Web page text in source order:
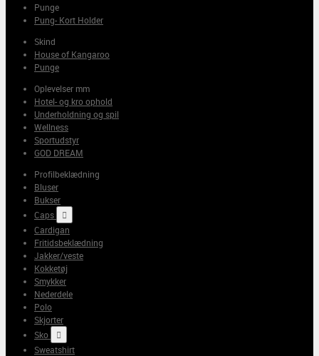
Punge
Pung- Kort Holder
Skind
House of Kangaroo
Punge
Oplevelser mm
Hotel- og kro ophold
Underholdning og spil
Wellness
Sportudstyr
GOD DREAM
Profilbeklædning
Bluser
Bukser
Caps

Cardigan
Fritidsbeklædning
Jakker/veste
Kokketøj
Smykker
Nederdele
Polo
Skjorter
Sko

Sweatshirt